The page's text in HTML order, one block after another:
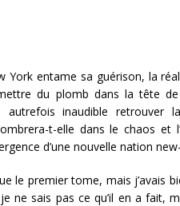
York entame sa guérison, la
du plomb dans la tête de
inaudible retrouver
t-elle dans le chaos et
d’une nouvelle nation
le premier tome, mais j’avais
ne sais pas ce qu’il en a fait,